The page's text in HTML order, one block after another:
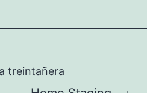
treintañera